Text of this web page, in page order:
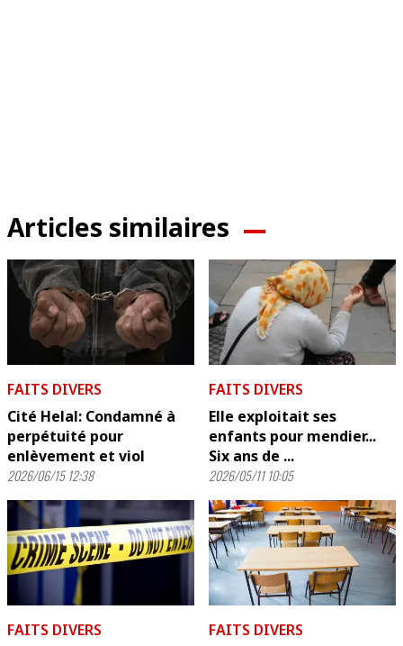
Articles similaires
FAITS DIVERS
Cité Helal: Condamné à
perpétuité pour
enlèvement et viol
2026/06/15 12:38
FAITS DIVERS
Elle exploitait ses
enfants pour mendier...
Six ans de ...
2026/05/11 10:05
FAITS DIVERS
FAITS DIVERS